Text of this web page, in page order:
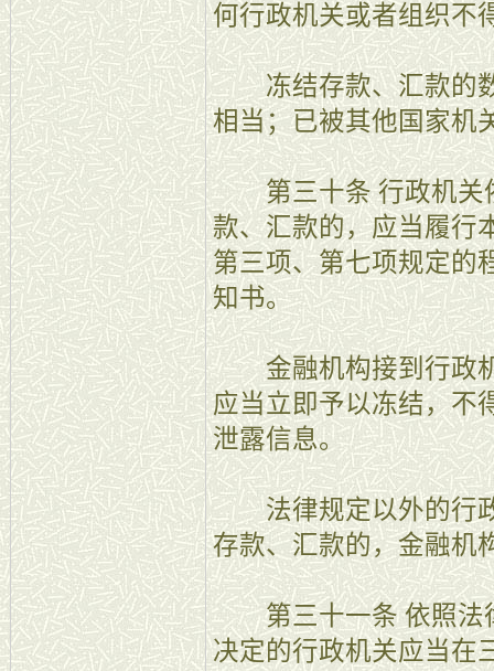
何行政机关或者组织不
冻结存款、汇款的数
相当；已被其他国家机
第三十条 行政机关依
款、汇款的，应当履行
第三项、第七项规定的
知书。
金融机构接到行政机
应当立即予以冻结，不
泄露信息。
法律规定以外的行政
存款、汇款的，金融机
第三十一条 依照法律
决定的行政机关应当在